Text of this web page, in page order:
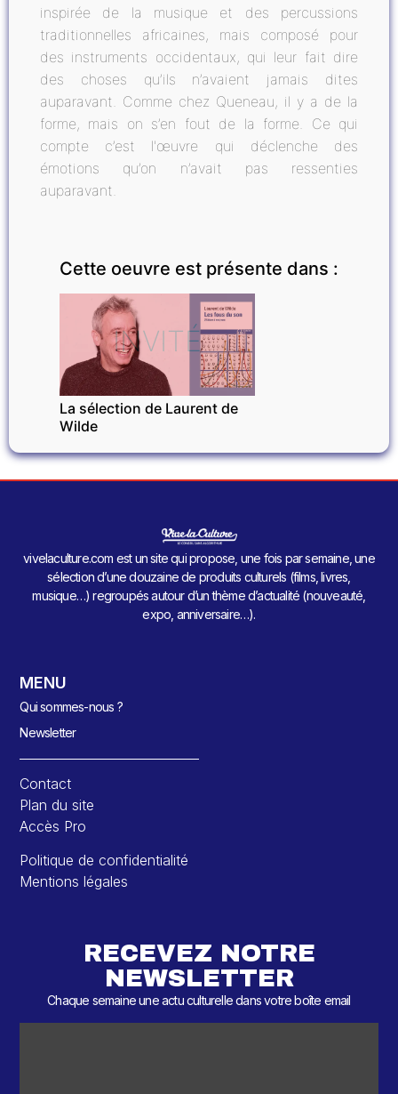
inspirée de la musique et des percussions
traditionnelles africaines, mais composé pour
des instruments occidentaux, qui leur fait dire
des choses qu’ils n’avaient jamais dites
auparavant. Comme chez Queneau, il y a de la
forme, mais on s’en fout de la forme. Ce qui
compte c’est l'œuvre qui déclenche des
émotions qu’on n’avait pas ressenties
auparavant.
Cette oeuvre est présente dans :
INVITÉ
La sélection de Laurent de
Wilde
vivelaculture.com est un site qui propose, une fois par semaine, une
sélection d’une douzaine de produits culturels (films, livres,
musique…) regroupés autour d’un thème d’actualité (nouveauté,
expo, anniversaire…).
MENU
Qui sommes-nous ?
Newsletter
Contact
Plan du site
Accès Pro
Politique de confidentialité
Mentions légales
RECEVEZ NOTRE
NEWSLETTER
Chaque semaine une actu culturelle dans votre boîte email